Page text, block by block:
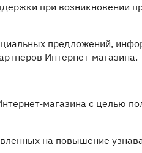
при возникновении
предложений,
Интернет-магазина.
магазина с целью
на повышение